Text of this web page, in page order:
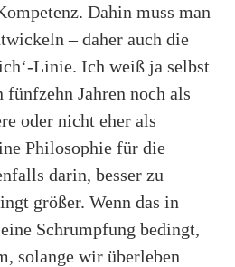
Dahin muss man
– daher auch die
Linie. Ich weiß ja selbst
Jahren noch als
oder nicht eher als
Philosophie für die
darin, besser zu
größer. Wenn das in
Schrumpfung bedingt,
solange wir überleben